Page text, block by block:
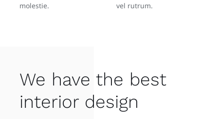
molestie.
vel rutrum.
We have the best
interior design